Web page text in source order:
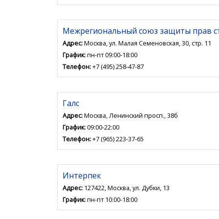
Межрегиональный союз защиты прав
Адрес:Москва, ул. Малая Семеновская, 30, стр. 11
График:пн-пт 09:00-18:00
Телефон:+7 (495) 258-47-87
Галс
Адрес:Москва, Ленинский просп., 38б
График:09:00-22:00
Телефон:+7 (965) 223-37-65
Интерпек
Адрес: 127422, Москва, ул. Дубки, 13
График:пн-пт 10:00-18:00